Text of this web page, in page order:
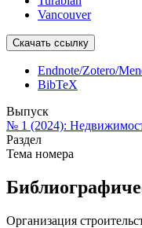
Vancouver
Скачать ссылку
Endnote/Zotero/
BibTeX
Выпуск
№ 1 (2024):
Раздел
Тема номера
Организация